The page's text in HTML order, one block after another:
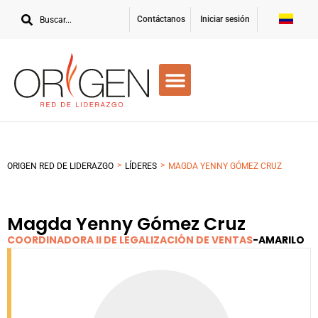
Contáctanos Iniciar sesión
ORIGEN RED DE LIDERAZGO > LÍDERES > MAGDA YENNY GÓMEZ CRUZ
Magda Yenny Gómez Cruz
COORDINADORA II DE LEGALIZACIÓN DE VENTAS-AMARILO